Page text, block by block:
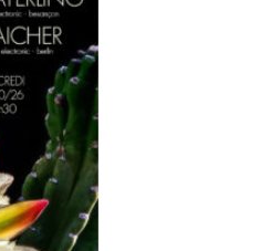
YOUNG WIDOWS + MAYERLING + AICHER